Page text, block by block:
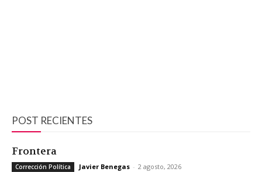
POST RECIENTES
Frontera
Corrección Política Javier Benegas - 2 agosto, 2026